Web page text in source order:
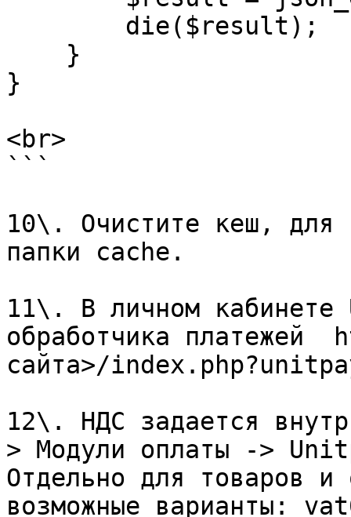
}
<br>
```
10\. Очистите кеш, для
папки cache.
11\. В личном
обработчика платежей
сайта>/
12\. НДС задается
> Модули оплаты ->
Отдельно для товаров и